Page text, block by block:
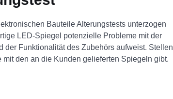
Bauteile Alterungstests unterzogen
LED-Spiegel potenzielle Probleme mit der
der Funktionalität des Zubehörs aufweist. Stellen
den an die Kunden gelieferten Spiegeln gibt.